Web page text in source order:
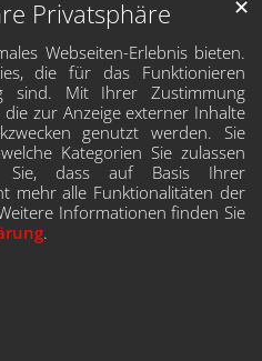
Privatsphäre
Webseiten-Erlebnis bieten.
die für das Funktionieren
sind. Mit Ihrer Zustimmung
zur Anzeige externer Inhalte
genutzt werden. Sie
Kategorien Sie zulassen
Sie, dass auf Basis Ihrer
mehr alle Funktionalitäten der
Informationen finden Sie
.
✕